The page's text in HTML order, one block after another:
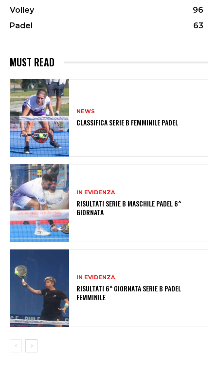
Volley
96
Padel
63
MUST READ
NEWS
CLASSIFICA SERIE B FEMMINILE PADEL
IN EVIDENZA
RISULTATI SERIE B MASCHILE PADEL 6^
GIORNATA
IN EVIDENZA
RISULTATI 6^ GIORNATA SERIE B PADEL
FEMMINILE